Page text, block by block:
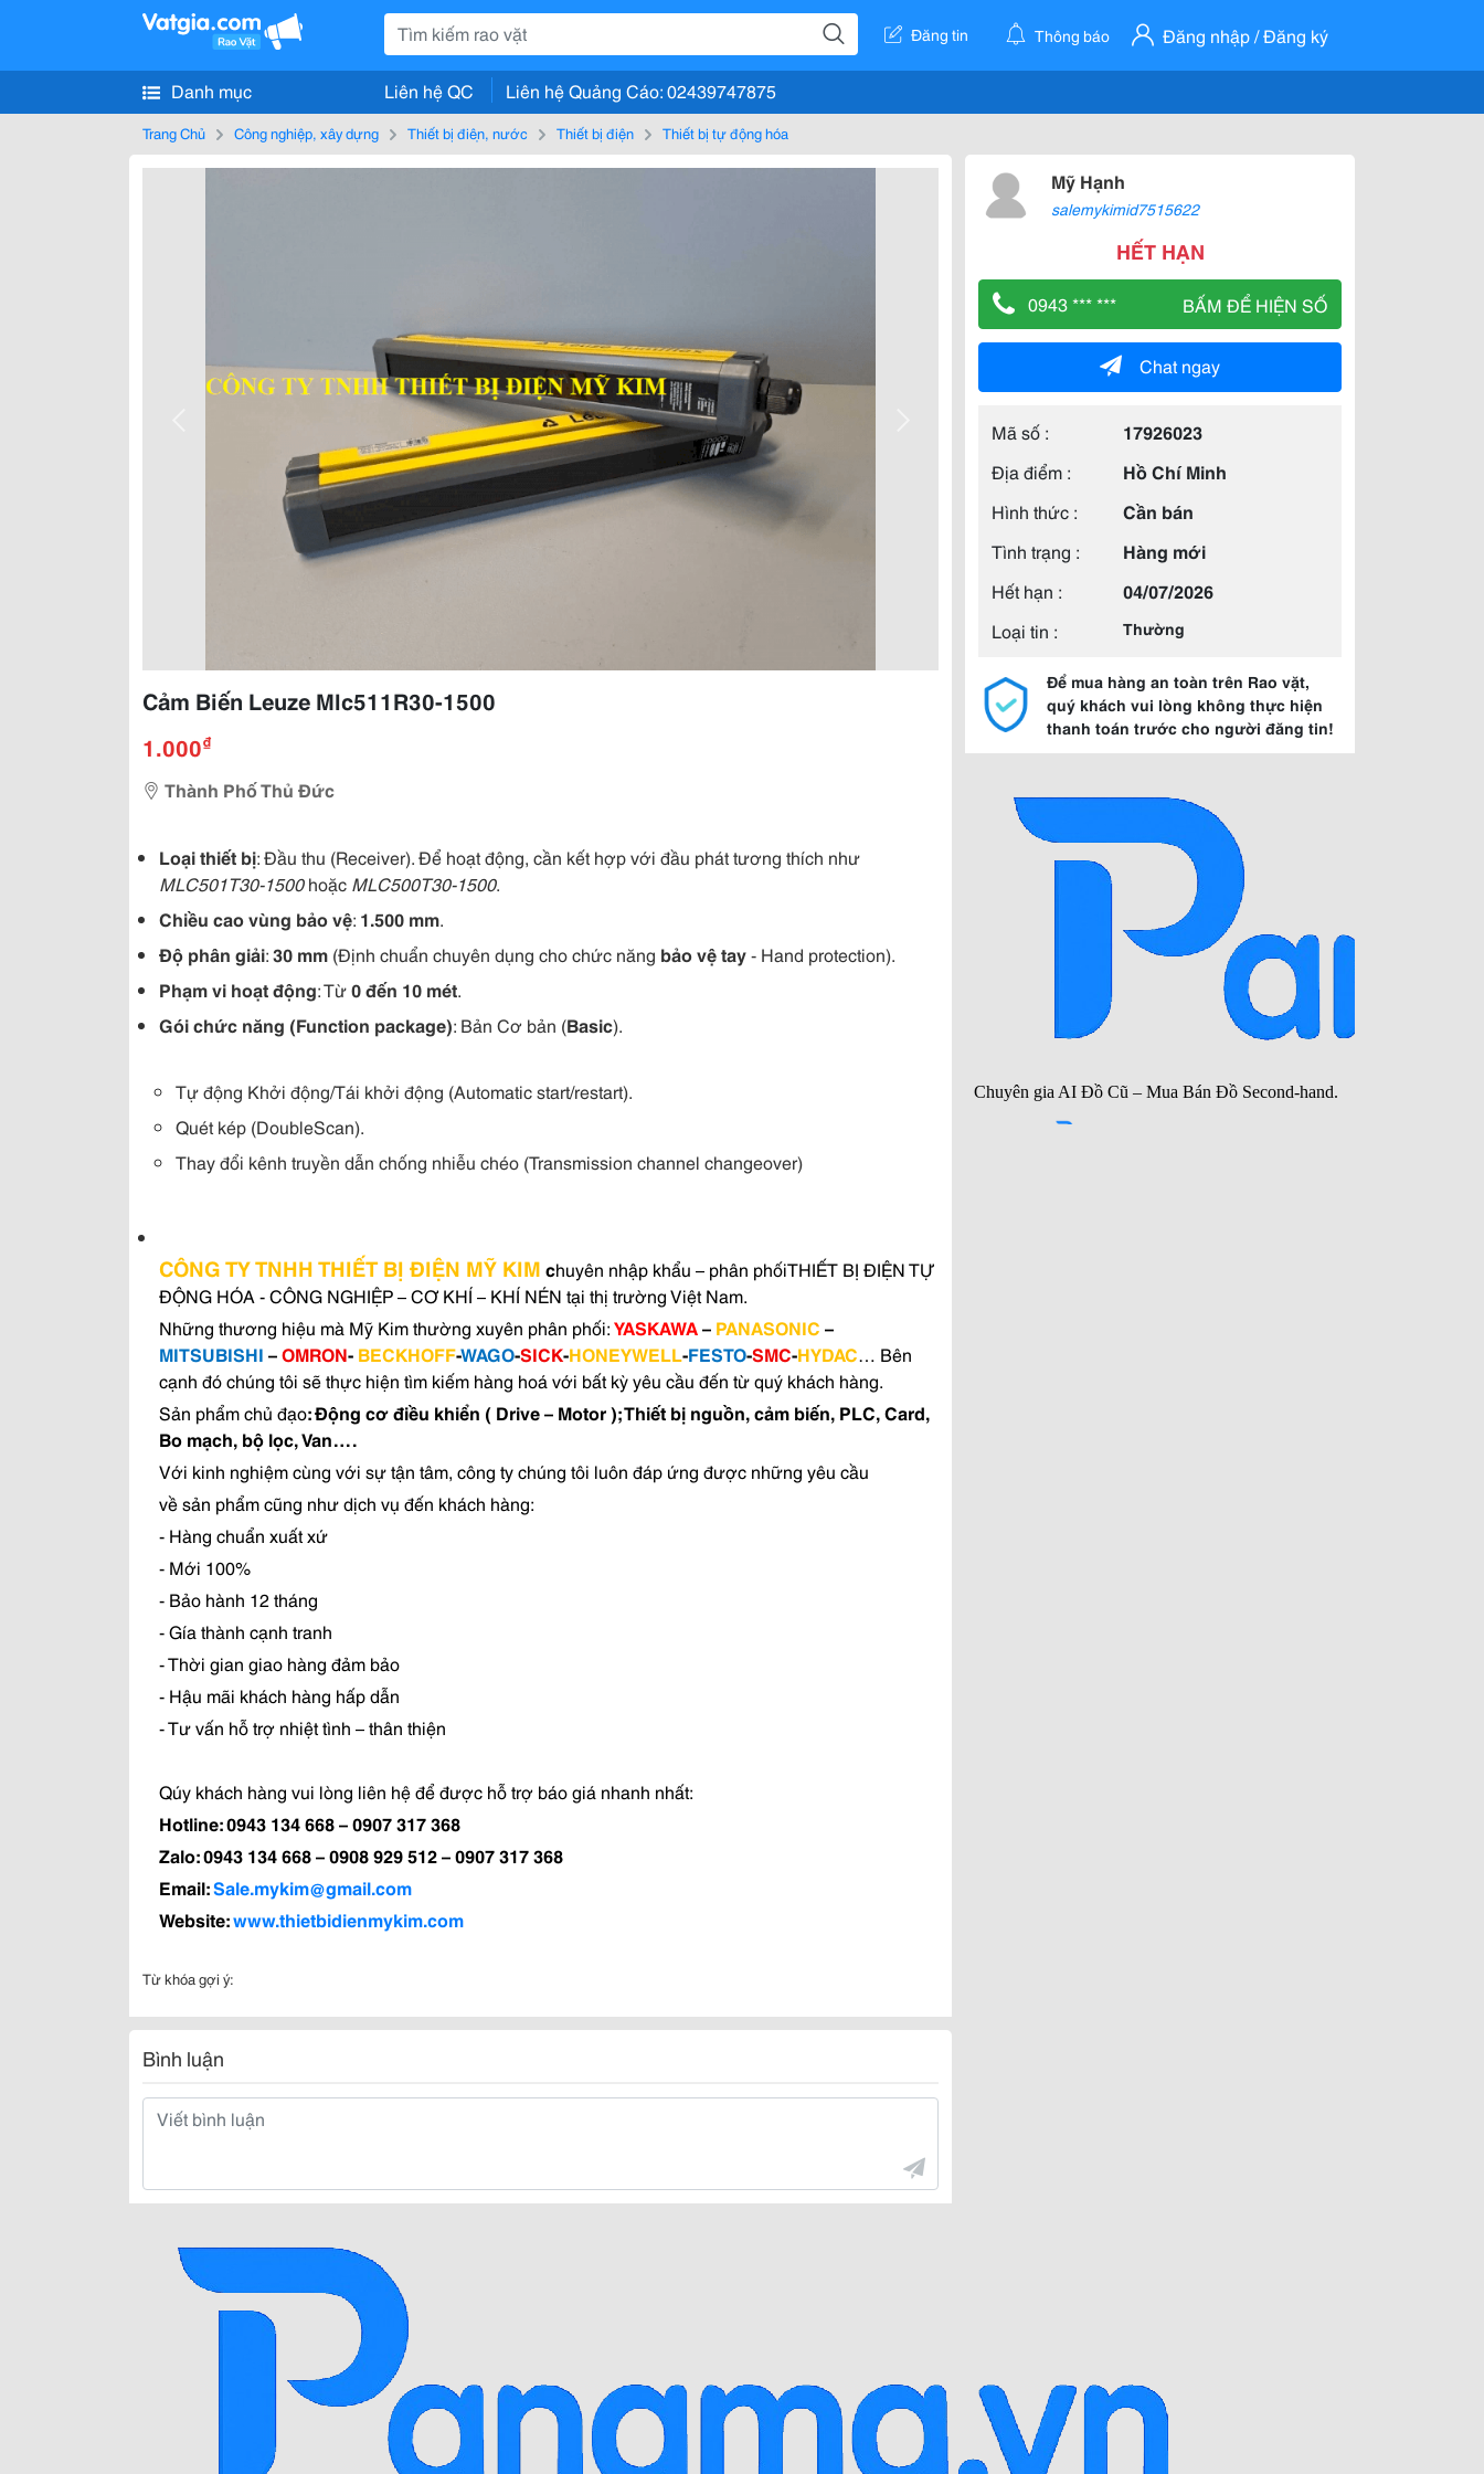
Đăng tin Thông báo Đăng nhập / Đăng ký
Danh mục Liên hệ QC Liên hệ Quảng Cáo: 02439747875
Trang Chủ Công nghiệp, xây dựng Thiết bị điện, nước Thiết bị điện Thiết bị tự động hóa
Cảm Biến Leuze Mlc511R30-1500
1.000₫
Thành Phố Thủ Đức
Loại thiết bị: Đầu thu (Receiver). Để hoạt động, cần kết hợp với đầu phát tương thích như
MLC501T30-1500hoặc MLC500T30-1500.
Chiều cao vùng bảo vệ: 1.500 mm.
Độ phân giải:30 mm (Định chuẩn chuyên dụng cho chức năng bảo vệ tay- Hand protection).
Phạm vi hoạt động: Từ0 đến 10 mét.
Gói chức năng (Function package): Bản Cơ bản (Basic).
Tự động Khởi động/Tái khởi động (Automatic start/restart).
Quét kép (DoubleScan).
Thay đổi kênh truyền dẫn chống nhiễu chéo (Transmission channel changeover)
CÔNG TY TNHH THIẾT BỊ ĐIỆN MỸ KIM chuyên nhập khẩu – phân phốiTHIẾT BỊ ĐIỆN TỰ
ĐỘNG HÓA - CÔNG NGHIỆP – CƠ KHÍ – KHÍ NÉN tại thị trường Việt Nam.
Những thương hiệu mà Mỹ Kim thường xuyên phân phối:YASKAWA– PANASONIC –
MITSUBISHI –OMRON- BECKHOFF-WAGO-SICK-HONEYWELL-FESTO-SMC-HYDAC… Bên
cạnh đó chúng tôi sẽ thực hiện tìm kiếm hàng hoá với bất kỳ yêu cầu đến từ quý khách hàng.
Sản phẩm chủ đạo: Động cơ điều khiển ( Drive – Motor ); Thiết bị nguồn, cảm biến, PLC, Card,
Bo mạch, bộ lọc, Van….
Với kinh nghiệm cùng với sự tận tâm, công ty chúng tôi luôn đáp ứng được những yêu cầu
về sản phẩm cũng như dịch vụ đến khách hàng:
- Hàng chuẩn xuất xứ
- Mới 100%
- Bảo hành 12 tháng
- Gía thành cạnh tranh
- Thời gian giao hàng đảm bảo
- Hậu mãi khách hàng hấp dẫn
- Tư vấn hỗ trợ nhiệt tình – thân thiện
Qúy khách hàng vui lòng liên hệ để được hỗ trợ báo giá nhanh nhất:
Hotline: 0943 134 668 – 0907 317 368
Zalo: 0943 134 668 – 0908 929 512 – 0907 317 368
Email:Sale.mykim@gmail.com
Website:www.thietbidienmykim.com
Từ khóa gợi ý:
Bình luận
Mỹ Hạnh
salemykimid7515622
HẾT HẠN
0943 *** *** BẤM ĐỂ HIỆN SỐ
Chat ngay
Mã số :
17926023
Địa điểm :
Hồ Chí Minh
Hình thức :
Cần bán
Tình trạng :
Hàng mới
Hết hạn :
04/07/2026
Loại tin :
Thường
Để mua hàng an toàn trên Rao vặt,
quý khách vui lòng không thực hiện
thanh toán trước cho người đăng tin!